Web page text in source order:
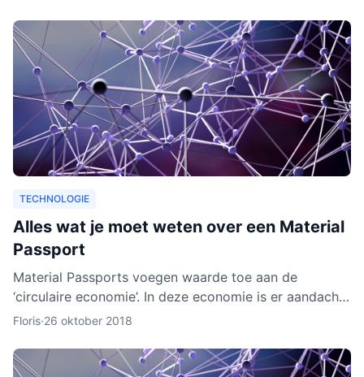
TECHNOLOGIE
Alles wat je moet weten over een Material
Passport
Material Passports voegen waarde toe aan de
‘circulaire economie’. In deze economie is er aandacht
voor het hergebruik van materialen. We gaan dan
Floris·26 oktober 2018